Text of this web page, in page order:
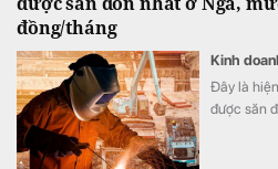
đồng/tháng
Kinh
Đây là
được săn